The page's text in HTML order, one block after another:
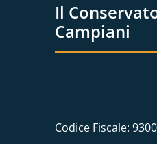
Il
Campiani
Codice Fiscale: